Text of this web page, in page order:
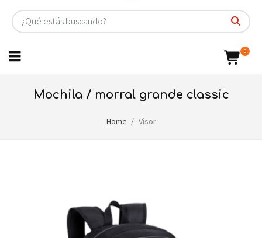
0
mochila / morral grande classic
Home Visor